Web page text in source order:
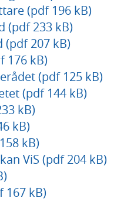
(pdf 196 kB)
(pdf 233 kB)
(pdf 207 kB)
176 kB)
(pdf 125 kB)
(pdf 144 kB)
kB)
kB)
kB)
ViS (pdf 204 kB)
167 kB)